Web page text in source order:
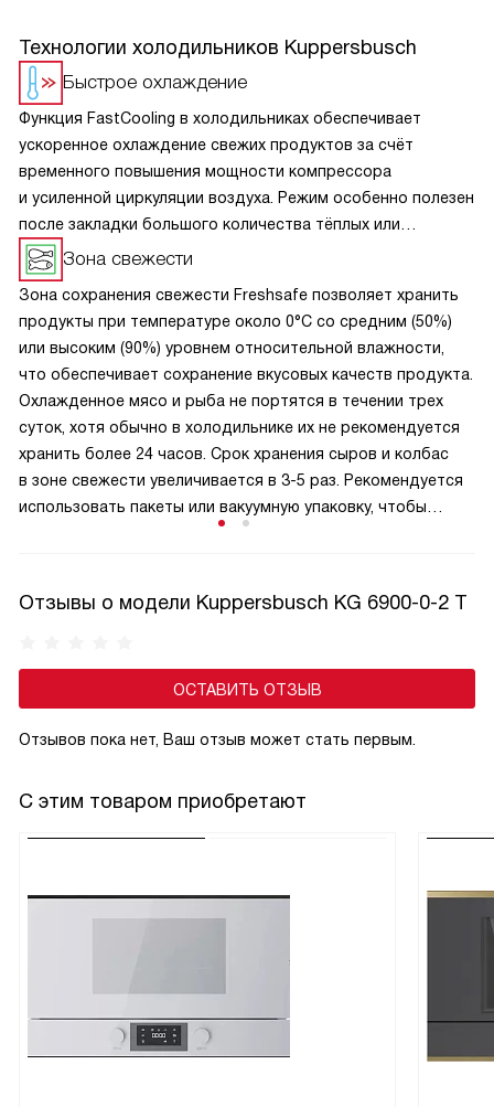
Технологии холодильников Kuppersbusch
Быстрое охлаждение
Функция FastCooling в холодильниках обеспечивает
ускоренное охлаждение свежих продуктов за счёт
временного повышения мощности компрессора
и усиленной циркуляции воздуха. Режим особенно полезен
после закладки большого количества тёплых или
комнатных продуктов — он быстро снижает температуру,
предотвращая порчу и сохраняя свежесть. FastCooling
автоматически отключается через заданное время
(обычно 2–6 часов), возвращая технику к обычному
энергоэффективному режиму. Эта функция помогает
поддерживать оптимальный микроклимат.
Зона свежести
Зона сохранения свежести Freshsafe позволяет хранить
продукты при температуре около 0°C со средним (50%)
или высоким (90%) уровнем относительной влажности,
что обеспечивает сохранение вкусовых качеств продукта.
Охлажденное мясо и рыба не портятся в течении трех
суток, хотя обычно в холодильнике их не рекомендуется
хранить более 24 часов. Срок хранения сыров и колбас
в зоне свежести увеличивается в 3-5 раз. Рекомендуется
использовать пакеты или вакуумную упаковку, чтобы
Отзывы о модели Kuppersbusch KG 6900-0-2 T
ОСТАВИТЬ ОТЗЫВ
Отзывов пока нет, Ваш отзыв может стать первым.
С этим товаром приобретают